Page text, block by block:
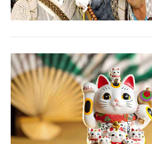
妻子送给自己
己，家庭和睦